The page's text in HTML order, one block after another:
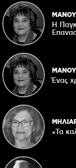
Η
Ένας
«Τα